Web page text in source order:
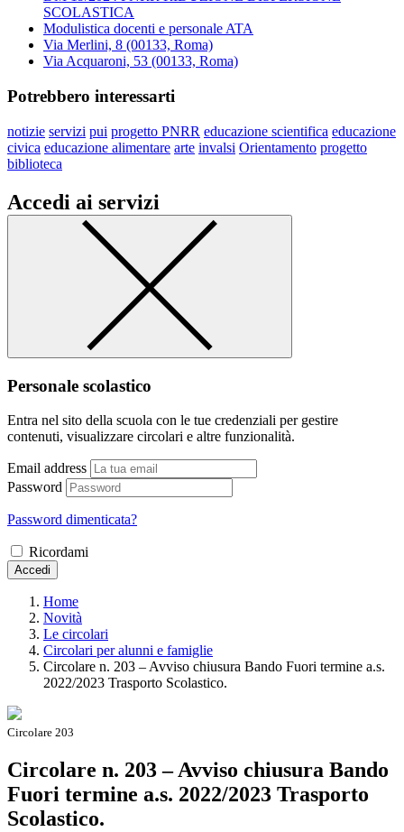
SCOLASTICA
Modulistica docenti e personale ATA
Via Merlini, 8 (00133, Roma)
Via Acquaroni, 53 (00133, Roma)
Potrebbero interessarti
notizie servizi pui progetto PNRR educazione scientifica educazione
civica educazione alimentare arte invalsi Orientamento progetto
biblioteca
Accedi ai servizi
Personale scolastico
Entra nel sito della scuola con le tue credenziali per gestire
contenuti, visualizzare circolari e altre funzionalità.
Email address
Password
Password dimenticata?
Ricordami
Accedi
Home
Novità
Le circolari
Circolari per alunni e famiglie
Circolare n. 203 – Avviso chiusura Bando Fuori termine a.s.
2022/2023 Trasporto Scolastico.
Circolare 203
Circolare n. 203 – Avviso chiusura Bando
Fuori termine a.s. 2022/2023 Trasporto
Scolastico.